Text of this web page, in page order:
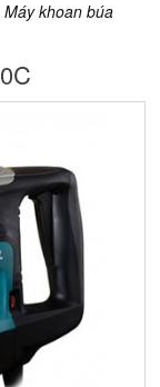
Máy khoan búa